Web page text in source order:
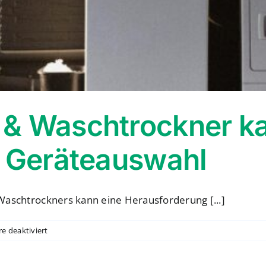
Waschtrockner
kann eine Herausforderung [...]
deaktiviertfür